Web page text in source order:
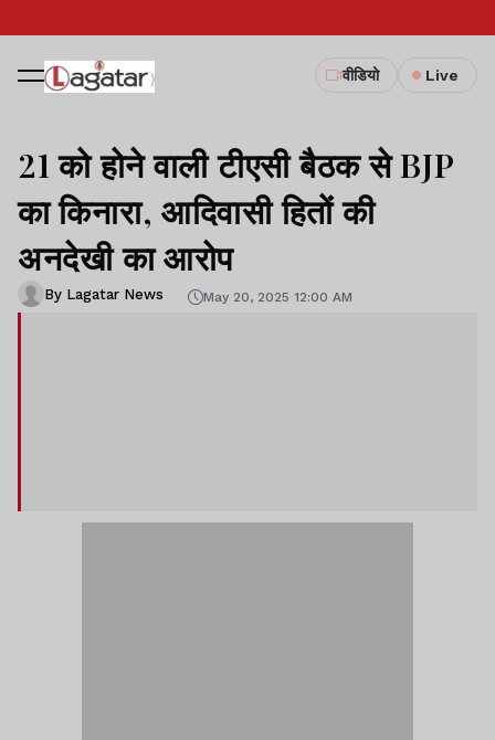
वीडियो Live
21 को होने वाली टीएसी बैठक से BJP
का किनारा, आदिवासी हितों की
अनदेखी का आरोप
By Lagatar News May 20, 2025 12:00 AM